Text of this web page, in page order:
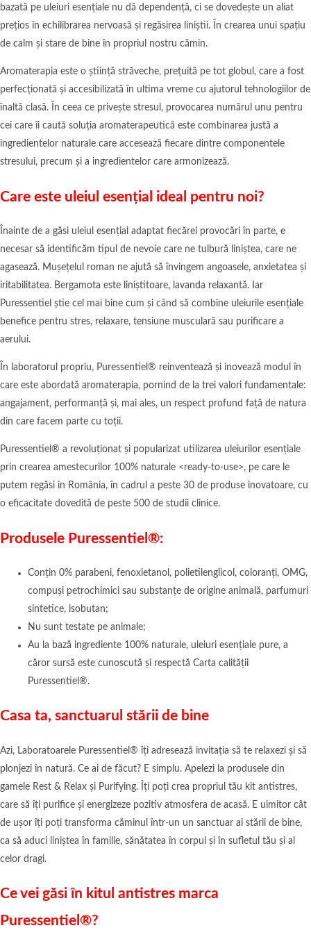
bazată pe uleiuri esențiale nu dă dependență, ci se dovedește un aliat
prețios în echilibrarea nervoasă și regăsirea liniștii. În crearea unui spațiu
de calm și stare de bine în propriul nostru cămin.
Aromaterapia este o știință străveche, prețuită pe tot globul, care a fost
perfecționată și accesibilizată în ultima vreme cu ajutorul tehnologiilor de
înaltă clasă. În ceea ce privește stresul, provocarea numărul unu pentru
cei care îi caută soluția aromaterapeutică este combinarea justă a
ingredientelor naturale care accesează fiecare dintre componentele
stresului, precum și a ingredientelor care armonizează.
Care este uleiul esențial ideal pentru noi?
Înainte de a găsi uleiul esențial adaptat fiecărei provocări în parte, e
necesar să identificăm tipul de nevoie care ne tulbură liniștea, care ne
agasează. Mușețelul roman ne ajută să învingem angoasele, anxietatea și
iritabilitatea. Bergamota este liniștitoare, lavanda relaxantă. Iar
Puressentiel știe cel mai bine cum și când să combine uleiurile esențiale
benefice pentru stres, relaxare, tensiune musculară sau purificare a
aerului.
În laboratorul propriu, Puressentiel® reinventează și inovează modul în
care este abordată aromaterapia, pornind de la trei valori fundamentale:
angajament, performanță și, mai ales, un respect profund față de natura
din care facem parte cu toții.
Puressentiel® a revoluționat și popularizat utilizarea uleiurilor esențiale
prin crearea amestecurilor 100% naturale <ready-to-use>, pe care le
putem regăsi în România, în cadrul a peste 30 de produse inovatoare, cu
o eficacitate dovedită de peste 500 de studii clinice.
Produsele Puressentiel ®:
Conțin 0% parabeni, fenoxietanol, polietilenglicol, coloranți, OMG,
compuși petrochimici sau substanțe de origine animală, parfumuri
sintetice, isobutan;
Nu sunt testate pe animale;
Au la bază ingrediente 100% naturale, uleiuri esențiale pure, a
căror sursă este cunoscută și respectă Carta calității
Puressentiel®.
Casa ta, sanctuarul stării de bine
Azi, Laboratoarele Puressentiel® îți adresează invitația să te relaxezi și să
plonjezi în natură. Ce ai de făcut? E simplu. Apelezi la produsele din
gamele Rest & Relax și Purifying. Îți poți crea propriul tău kit antistres,
care să îți purifice și energizeze pozitiv atmosfera de acasă. E uimitor cât
de ușor îți poți transforma căminul într-un un sanctuar al stării de bine,
ca să aduci liniștea în familie, sănătatea în corpul și în sufletul tău și al
celor dragi.
Ce vei găsi în kitul antistres marca
Puressentiel ®?